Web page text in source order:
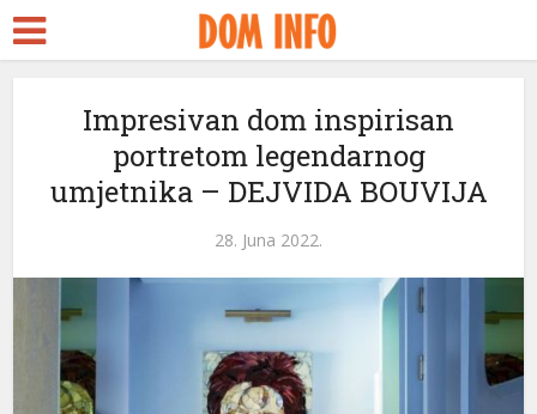
Impresivan dom inspirisan
portretom legendarnog
umjetnika – DEJVIDA BOUVIJA
28. Juna 2022.